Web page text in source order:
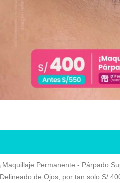
¡Maquillaje Permanente - Párpado
Delineado de Ojos, por tan solo S/